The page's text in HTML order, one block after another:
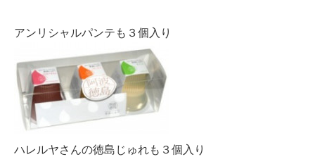
アンリシャルパンテも３個入り
ハレルヤさんの徳島じゅれも３個入り